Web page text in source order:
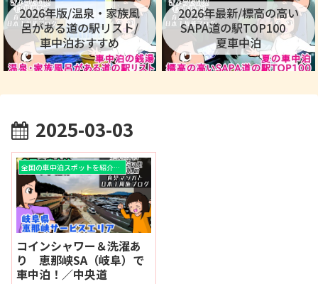
2026年版/温泉・家族風
呂がある道の駅リスト/
車中泊おすすめ
2026年最新/標高の高い
SAPA道の駅TOP100
夏車中泊
2025-03-03
全国の車中泊スポットを紹介！！
コインシャワー＆洗濯あ
り 恵那峡SA（岐阜）で
車中泊！／中央道